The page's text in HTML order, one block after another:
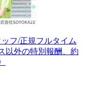
ッフ/正規フルタイム
以外の特別報酬、約